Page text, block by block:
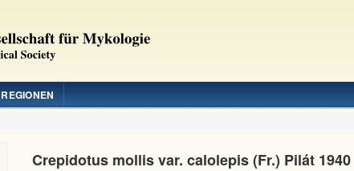
REGIONEN
Crepidotus mollis var. calolepis (Fr.) Pilát 1940